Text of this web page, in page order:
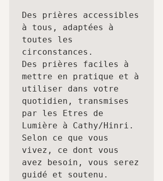
Des prières accessibles
à tous, adaptées à
toutes les
circonstances.
Des prières faciles à
mettre en pratique et à
utiliser dans votre
quotidien, transmises
par les Etres de
Lumière à Cathy/Hinri.
Selon ce que vous
vivez, ce dont vous
avez besoin, vous serez
guidé et soutenu.